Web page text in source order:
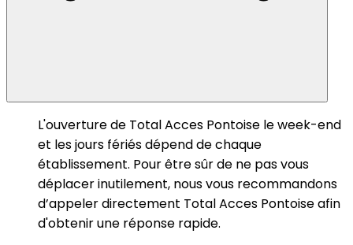
L'ouverture de Total Acces Pontoise le week-end
et les jours fériés dépend de chaque
établissement. Pour être sûr de ne pas vous
déplacer inutilement, nous vous recommandons
d’appeler directement Total Acces Pontoise afin
d'obtenir une réponse rapide.